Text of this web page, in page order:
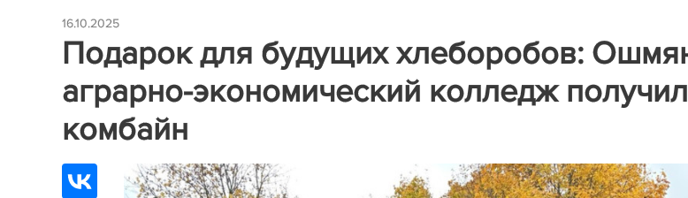
16.10.2025
Подарок для будущих хлеборобов:
аграрно-экономический колледж
комбайн